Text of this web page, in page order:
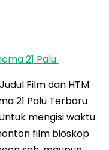
Film dan HTM
21 Palu Terbaru
mengisi waktu
film bioskop